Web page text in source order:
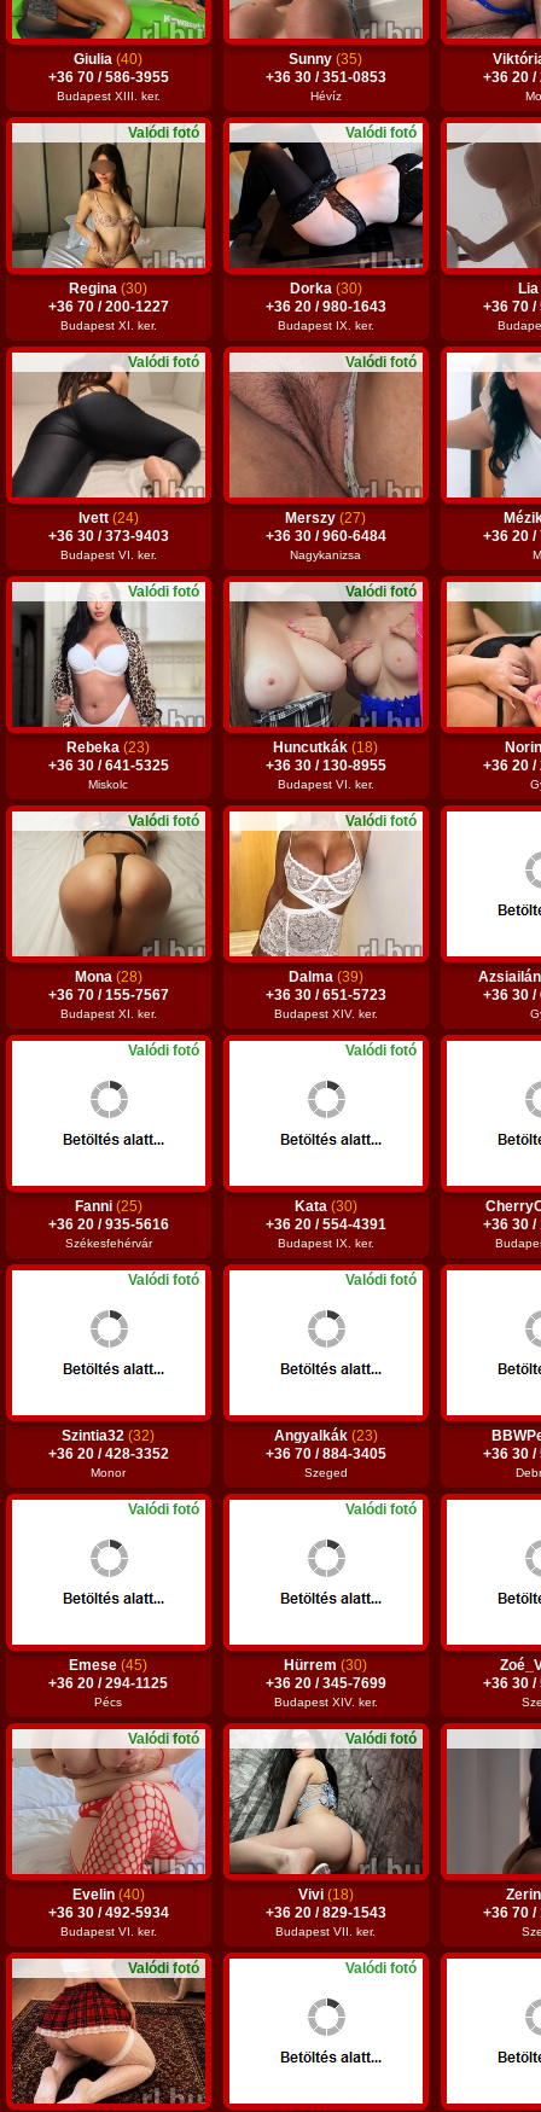
Giulia(40)
+36 70 / 586-3955
Budapest XIII. ker.
Sunny(35)
+36 30 / 351-0853
Hévíz
+36 20 /
Valódi fotó
Regina(30)
+36 70 / 200-1227
Budapest XI. ker.
Valódi fotó
Dorka (30)
+36 20 / 980-1643
Budapest IX. ker.
Lia
+36 70 /
Valódi fotó
Ivett (24)
+36 30 / 373-9403
Budapest VI. ker.
Valódi fotó
Merszy(27)
+36 30 / 960-6484
Nagykanizsa
+36 20 /
Valódi fotó
Rebeka(23)
+36 30 / 641-5325
Miskolc
Valódi fotó
Huncutkák(18)
+36 30 / 130-8955
Budapest VI. ker.
+36 20 /
Valódi fotó
Mona (28)
+36 70 / 155-7567
Budapest XI. ker.
Valódi fotó
Dalma (39)
+36 30 / 651-5723
Budapest XIV. ker.
+36 30 /
Valódi fotó
Fanni (25)
+36 20 / 935-5616
Székesfehérvár
Valódi fotó
Kata (30)
+36 20 / 554-4391
Budapest IX. ker.
+36 30 /
Valódi fotó
Szintia32(32)
+36 20 / 428-3352
Monor
Valódi fotó
Angyalkák (23)
+36 70 / 884-3405
Szeged
+36 30 /
Valódi fotó
Emese(45)
+36 20 / 294-1125
Pécs
Valódi fotó
Hürrem(30)
+36 20 / 345-7699
Budapest XIV. ker.
+36 30 /
Valódi fotó
Evelin (40)
+36 30 / 492-5934
Budapest VI. ker.
Valódi fotó
Vivi (18)
+36 20 / 829-1543
Budapest VII. ker.
+36 70 /
Valódi fotó Valódi fotó